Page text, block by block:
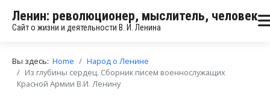
Ленин: революционер, мыслитель, человек
Сайт о жизни и деятельности В. И. Ленина
Вы здесь: Home
Народ о Ленине
Из глубины сердец. Сборник писем военнослужащих
Красной Армии В.И. Ленину